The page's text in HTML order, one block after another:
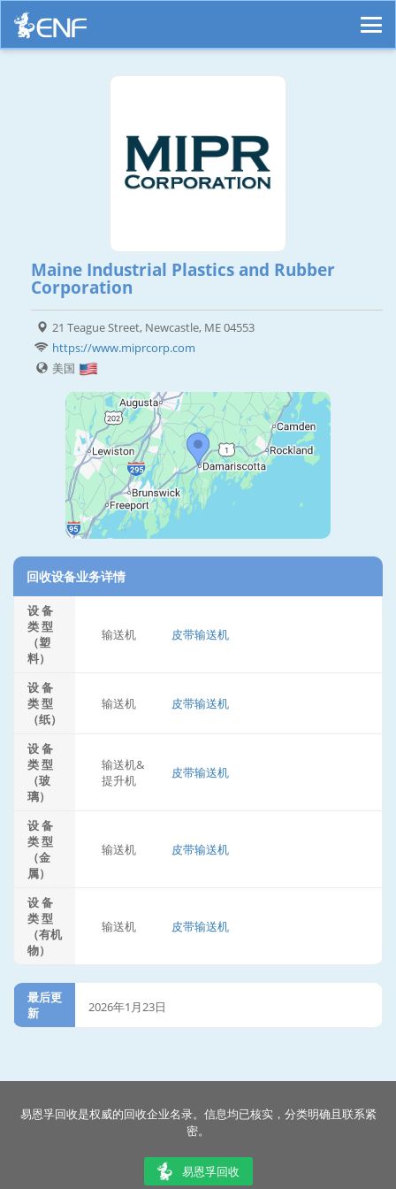
Maine Industrial Plastics and Rubber
Corporation
21 Teague Street, Newcastle, ME 04553
https://www.miprcorp.com
美国
回收设备业务详情
设 备
类 型
（塑
料）
输送机 皮带输送机
设 备
类 型
（纸）
输送机 皮带输送机
设 备
类 型
（玻
璃）
输送机&
提升机
皮带输送机
设 备
类 型
（金
属）
输送机 皮带输送机
设 备
类 型
（有机
物）
输送机 皮带输送机
最后更
新
2026年1月23日
易恩孚回收是权威的回收企业名录。信息均已核实，分类明确且联系紧
密。
易恩孚回收